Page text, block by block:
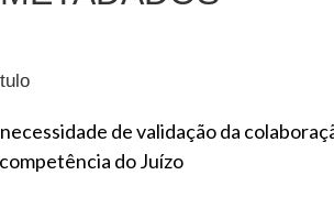
de validação da
do Juízo